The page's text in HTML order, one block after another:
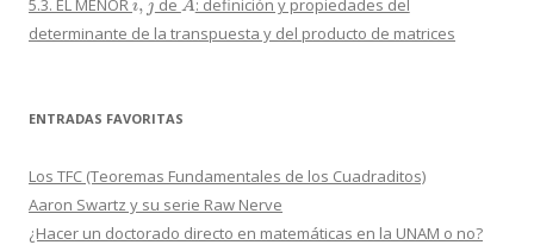
5.3. EL MENOR
de
: definición y propiedades del
determinante de la transpuesta y del producto de matrices
ENTRADAS FAVORITAS
Los TFC (Teoremas Fundamentales de los Cuadraditos)
Aaron Swartz y su serie Raw Nerve
¿Hacer un doctorado directo en matemáticas en la UNAM o no?